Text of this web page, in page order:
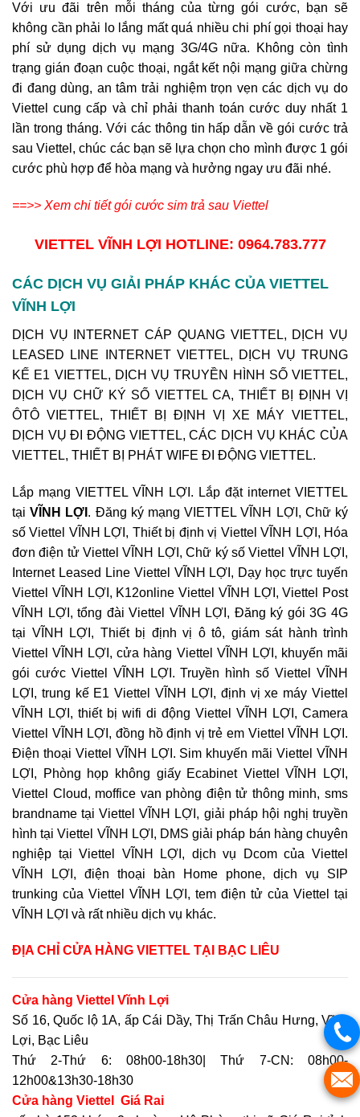
Với ưu đãi trên mỗi tháng của từng gói cước, bạn sẽ
không cần phải lo lắng mất quá nhiều chi phí gọi thoại hay
phí sử dụng dịch vụ mạng 3G/4G nữa. Không còn tình
trạng gián đoạn cuộc thoại, ngắt kết nội mạng giữa chừng
đi đang dùng, an tâm trải nghiệm trọn vẹn các dịch vụ do
Viettel cung cấp và chỉ phải thanh toán cước duy nhất 1
lần trong tháng. Với các thông tin hấp dẫn về gói cước trả
sau Viettel, chúc các bạn sẽ lựa chọn cho mình được 1 gói
cước phù hợp để hòa mạng và hưởng ngay ưu đãi nhé.
==>> Xem chi tiết gói cước sim trả sau Viettel
VIETTEL VĨNH LỢI HOTLINE: 0964.783.777
CÁC DỊCH VỤ GIẢI PHÁP KHÁC CỦA VIETTEL
VĨNH LỢI
DỊCH VỤ INTERNET CÁP QUANG VIETTEL, DỊCH VỤ
LEASED LINE INTERNET VIETTEL, DỊCH VỤ TRUNG
KẾ E1 VIETTEL, DỊCH VỤ TRUYỀN HÌNH SỐ VIETTEL,
DỊCH VỤ CHỮ KÝ SỐ VIETTEL CA, THIẾT BỊ ĐỊNH VỊ
ÔTÔ VIETTEL, THIẾT BỊ ĐỊNH VỊ XE MÁY VIETTEL,
DỊCH VỤ ĐI ĐỘNG VIETTEL, CÁC DỊCH VỤ KHÁC CỦA
VIETTEL, THIẾT BỊ PHÁT WIFE ĐI ĐỘNG VIETTEL.
Lắp mạng VIETTEL VĨNH LỢI. Lắp đặt internet VIETTEL
tạiVĨNH LỢI . Đăng ký mạng VIETTEL VĨNH LỢI, Chữ ký
số Viettel VĨNH LỢI, Thiết bị định vị Viettel VĨNH LỢI, Hóa
đơn điện tử Viettel VĨNH LỢI, Chữ ký số Viettel VĨNH LỢI,
Internet Leased Line Viettel VĨNH LỢI, Dạy học trực tuyến
Viettel VĨNH LỢI, K12online Viettel VĨNH LỢI, Viettel Post
VĨNH LỢI, tổng đài Viettel VĨNH LỢI, Đăng ký gói 3G 4G
tại VĨNH LỢI, Thiết bị định vị ô tô, giám sát hành trình
Viettel VĨNH LỢI, cửa hàng Viettel VĨNH LỢI, khuyến mãi
gói cước Viettel VĨNH LỢI. Truyền hình số Viettel VĨNH
LỢI, trung kế E1 Viettel VĨNH LỢI, định vị xe máy Viettel
VĨNH LỢI, thiết bị wifi di động Viettel VĨNH LỢI, Camera
Viettel VĨNH LỢI, đồng hồ định vị trẻ em Viettel VĨNH LỢI.
Điện thoại Viettel VĨNH LỢI. Sim khuyến mãi Viettel VĨNH
LỢI, Phòng họp không giấy Ecabinet Viettel VĨNH LỢI,
Viettel Cloud, moffice van phòng điện tử thông minh, sms
brandname tại Viettel VĨNH LỢI, giải pháp hội nghị truyền
hình tại Viettel VĨNH LỢI, DMS giải pháp bán hàng chuyên
nghiệp tại Viettel VĨNH LỢI, dịch vụ Dcom của Viettel
VĨNH LỢI, điện thoại bàn Home phone, dịch vụ SIP
trunking của Viettel VĨNH LỢI, tem điện tử của Viettel tại
VĨNH LỢI và rất nhiều dịch vụ khác.
ĐỊA CHỈ CỬA HÀNG VIETTEL TẠI BẠC LIÊU
Cửa hàng Viettel Vĩnh Lợi
Số 16, Quốc lộ 1A, ấp Cái Dầy, Thị Trấn Châu Hưng, Vĩnh
Lợi, Bạc Liêu
Thứ 2-Thứ 6: 08h00-18h30| Thứ 7-CN: 08h00-
12h00&13h30-18h30
Cửa hàng Viettel Giá Rai